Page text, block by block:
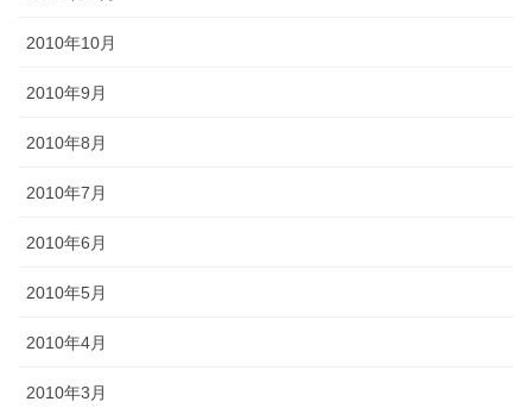
2010年10月
2010年9月
2010年8月
2010年7月
2010年6月
2010年5月
2010年4月
2010年3月